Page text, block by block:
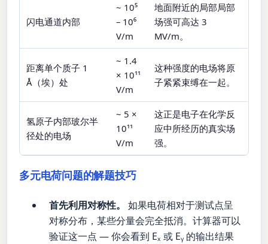
闪电通道内部
~ 10⁵
– 10⁶
V/m
地面附近的局部局部
场强可高达 3
MV/m。
距离单个质子 1
Å（埃）处
~ 1.4
× 10¹¹
V/m
这种强度的电场将原
子紧紧束缚在一起。
氢原子内部玻尔半
径处的电场
~ 5 ×
10¹¹
V/m
这正是电子在化学反
应中所经历的真实场
强。
多元电荷问题的解题技巧
首先利用对称性。
如果电荷相对于测试点呈
对称分布，某些分量会完全抵消。计算器可以
验证这一点 — 你会看到 Eₓ 或 Eᵧ 的输出结果